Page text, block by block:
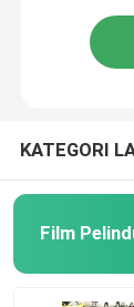
Film Vinil
Buku
Alat
KATEGORI
Film